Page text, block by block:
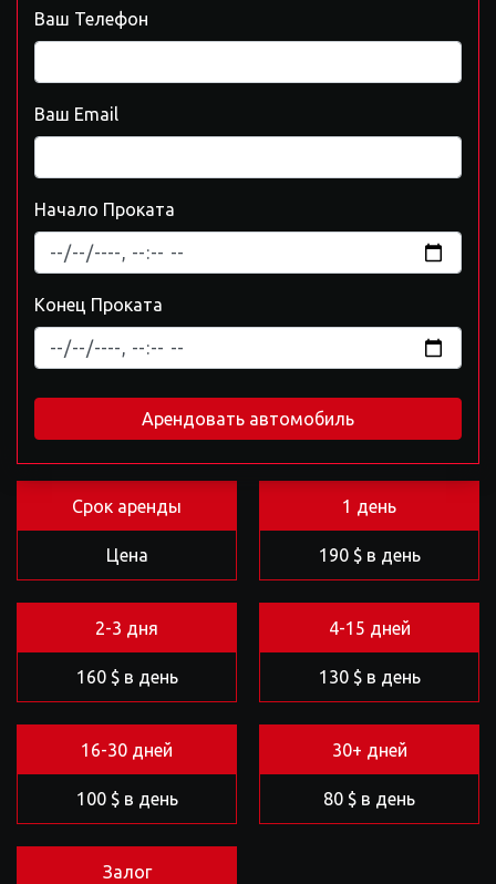
Ваш Телефон
Ваш Email
Начало Проката
Конец Проката
Арендовать автомобиль
Срок аренды
Цена
1 день
190 $ в день
2-3 дня
160 $ в день
4-15 дней
130 $ в день
16-30 дней
100 $ в день
30+ дней
80 $ в день
Залог